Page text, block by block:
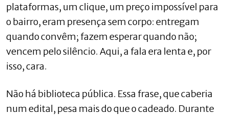
plataformas, um clique, um preço impossível para
o bairro, eram presença sem corpo: entregam
quando convêm; fazem esperar quando não;
vencem pelo silêncio. Aqui, a fala era lenta e, por
isso, cara.
Não há biblioteca pública. Essa frase, que caberia
num edital, pesa mais do que o cadeado. Durante